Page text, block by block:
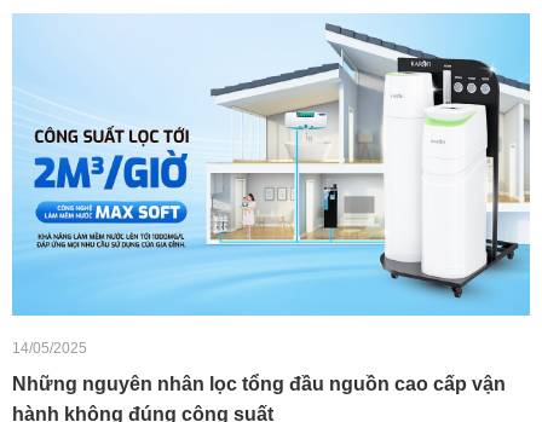
14/05/2025
Những nguyên nhân lọc tổng đầu nguồn cao cấp vận
hành không đúng công suất